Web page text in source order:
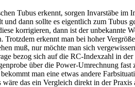
Tubus erkennt, sorgen Invarstäbe im
dann sollte es eigentlich zum Tubus
korrigieren, dann ist der unbekannte
erkennt man bei hoher
muß, nur möchte man sich
bezog sich auf die RC-Indexzahl in
über die Power-Umrechnung fast
man eine etwas andere
das ein Vergleich direkt in der